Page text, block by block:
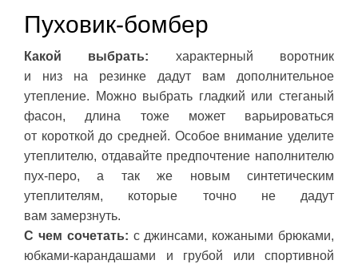
Пуховик-бомбер
Какой выбрать: характерный воротник
и низ на резинке дадут вам дополнительное
утепление. Можно выбрать гладкий или стеганый
фасон, длина тоже может варьироваться
от короткой до средней. Особое внимание уделите
утеплителю, отдавайте предпочтение наполнителю
пух-перо, а так же новым синтетическим
утеплителям, которые точно не дадут
вам замерзнуть.
С чем сочетать: с джинсами, кожаными брюками,
юбками-карандашами и грубой или спортивной